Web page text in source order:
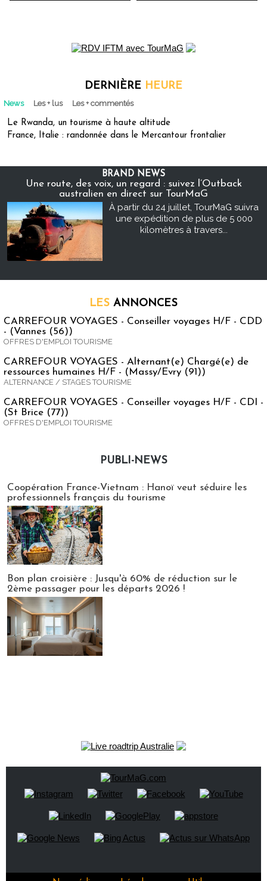
DERNIÈRE HEURE
News Les + lus Les + commentés
Le Rwanda, un tourisme à haute altitude
France, Italie : randonnée dans le Mercantour frontalier
BRAND NEWS
Une route, des voix, un regard : suivez l’Outback
australien en direct sur TourMaG
À partir du 24 juillet, TourMaG suivra
une expédition de plus de 5 000
kilomètres à travers...
LES ANNONCES
CARREFOUR VOYAGES - Conseiller voyages H/F - CDD
- (Vannes (56))
OFFRES D'EMPLOI TOURISME
CARREFOUR VOYAGES - Alternant(e) Chargé(e) de
ressources humaines H/F - (Massy/Evry (91))
ALTERNANCE / STAGES TOURISME
CARREFOUR VOYAGES - Conseiller voyages H/F - CDI -
(St Brice (77))
OFFRES D'EMPLOI TOURISME
PUBLI-NEWS
Coopération France-Vietnam : Hanoï veut séduire les
professionnels français du tourisme
Bon plan croisière : Jusqu'à 60% de réduction sur le
2ème passager pour les départs 2026 !